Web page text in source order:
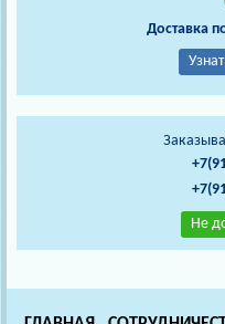
Доставка
Не